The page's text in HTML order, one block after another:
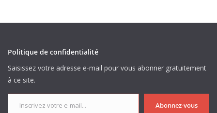
Politique de confidentialité
Saisissez votre adresse e-mail pour vous abonner gratuitement
à ce site.
Inscrivez votre e-mail...
Abonnez-vous